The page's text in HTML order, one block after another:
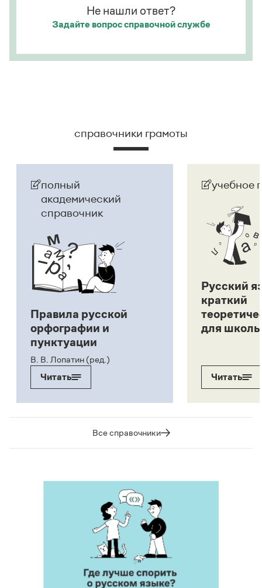
Не нашли ответ?
Задайте вопроссправочной службе
справочники грамоты
полный
академический
справочник
Правила русской
орфографии и
пунктуации
В. В. Лопатин (ред.)
Читать
учебное
Русский
краткий
для
Читать
Все справочники